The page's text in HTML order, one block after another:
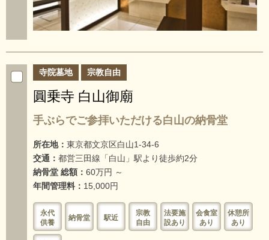
寺院墓地 宗教自由
圓乗寺 白山御廟
手ぶらでご参拝いただける白山の納骨堂
所在地： 東京都文京区白山1-34-6
交通： 都営三田線「白山」駅より徒歩約2分
納骨堂 総額： 60万円 ～
年間管理料： 15,000円
永代
供養
納骨堂 駅近
宗教
自由
法要施
設あり
会食室
あり
休憩所
あり